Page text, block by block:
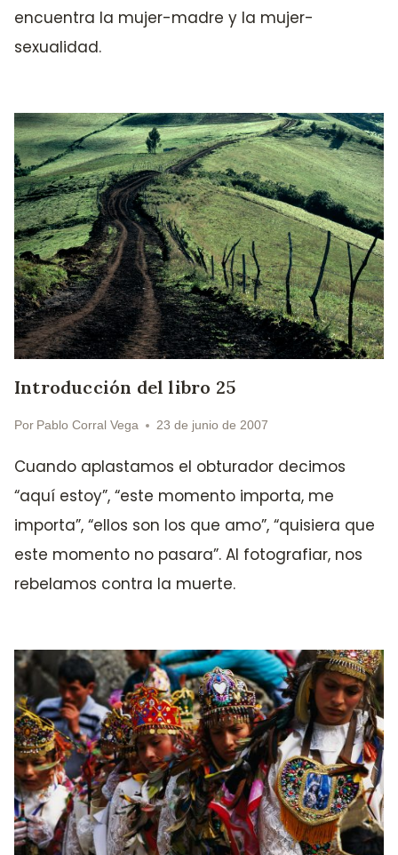
encuentra la mujer-madre y la mujer-
sexualidad.
Introducción del libro 25
Por Pablo Corral Vega 23 de junio de 2007
Cuando aplastamos el obturador decimos
“aquí estoy”, “este momento importa, me
importa”, “ellos son los que amo”, “quisiera que
este momento no pasara”. Al fotografiar, nos
rebelamos contra la muerte.